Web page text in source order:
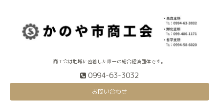
商工会は地域に密着した唯一の総合経済団体です。
0994-63-3032
お問い合わせ